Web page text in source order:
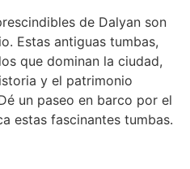
de Dalyan son
Estas antiguas tumbas,
que dominan la ciudad,
y el patrimonio
un paseo en barco por el
estas fascinantes tumbas.